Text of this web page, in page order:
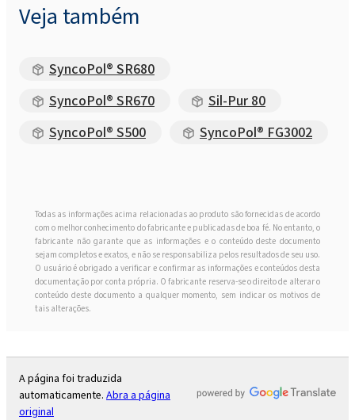
Rokopol MH2000 (Poliéter poliol)
Rokopol MH2012 (Poliéter poliol)
Rokopol® MS5225
Rokopol® MS5240
Rokopol® RF151V
Veja também
SyncoPol® SR680
SyncoPol® SR670
Sil-Pur 80
SyncoPol® S500
SyncoPol® FG3002
Todas as informações acima relacionadas ao produto são fornecidas de acordo
com o melhor conhecimento do fabricante e publicadas de boa fé. No entanto, o
fabricante não garante que as informações e o conteúdo deste documento
sejam completos e exatos, e não se responsabiliza pelos resultados de seu uso.
O usuário é obrigado a verificar e confirmar as informações e conteúdos desta
documentação por conta própria. O fabricante reserva-se o direito de alterar o
conteúdo deste documento a qualquer momento, sem indicar os motivos de
tais alterações.
A página foi traduzida
automaticamente. Abra a página
original